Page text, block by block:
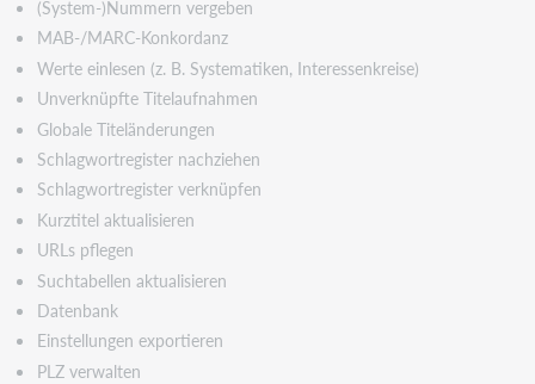
(System-)Nummern vergeben
MAB-/MARC-Konkordanz
Werte einlesen (z. B. Systematiken, Interessenkreise)
Unverknüpfte Titelaufnahmen
Globale Titeländerungen
Schlagwortregister nachziehen
Schlagwortregister verknüpfen
Kurztitel aktualisieren
URLs pflegen
Suchtabellen aktualisieren
Datenbank
Einstellungen exportieren
PLZ verwalten